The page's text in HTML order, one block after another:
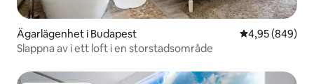
Ägarlägenhet i Budapest 4,95 av 5 i
4,95 (849)
Slappna av i ett loft i en storstadsområde